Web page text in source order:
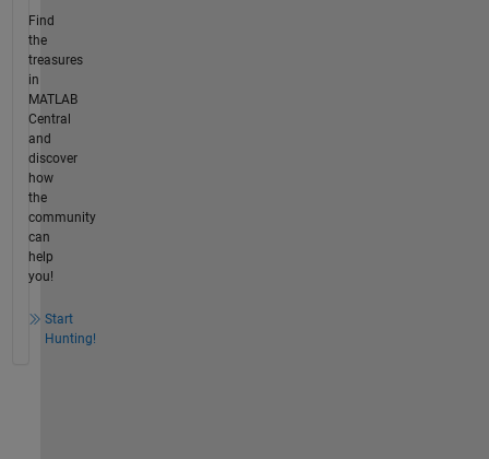
Find
the
treasures
in
MATLAB
Central
and
discover
how
the
community
can
help
you!
Start
Hunting!